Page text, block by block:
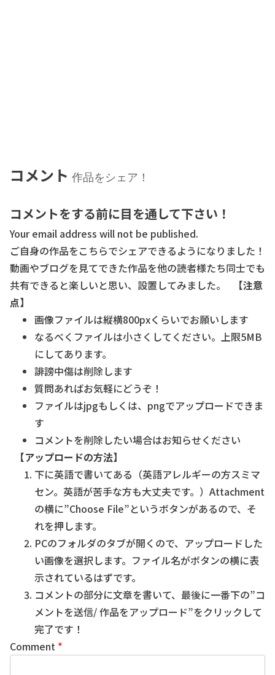
コメント 作品をシェア！
コメントをする前に目を通して下さい！
Your email address will not be published.
ご自身の作品をこちらでシェアできるようになりました！
動画やブログを見てできた作品を他の読者様たち同士でも
共有できると楽しいと思い、設置してみました。
【注意
点】
画像ファイルは縦横800pxくらいでお願いします
なるべくファイルは小さくしてください。上限5MB
にしてあります。
誹謗中傷は削除します
質問あればお気軽にどうぞ！
ファイルはjpgもしくは、pngでアップロードできま
す
コメントを削除したい場合はお知らせください
【アップロードの方法】
下に英語で書いてある（英語アレルギーの方スミマ
セン。英語が苦手な方も大丈夫です。）Attachment
の横に”Choose File”というボタンがあるので、そ
れを押します。
PCのフォルダのタブが開くので、アップロードした
い画像を選択します。ファイル名がボタンの横に表
示されているはずです。
コメントの部分に文章を書いて、最後に一番下の”コ
メントを送信/ 作品をアップロード”をクリックして
完了です！
Comment *